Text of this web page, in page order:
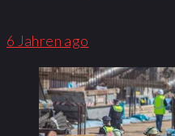
6 Jahren ago